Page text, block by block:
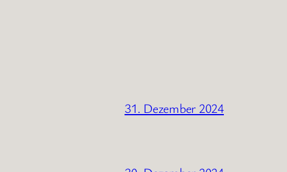
31. Dezember 2024